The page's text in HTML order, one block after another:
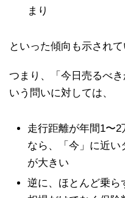
まり
といった傾向も示されて
つまり、「今日売るべ
いう問いに対しては、
走行距離が年間1〜
なら、「今」に近い
が大きい
逆に、ほとんど乗ら